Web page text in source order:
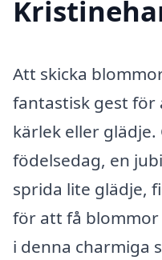
Att skicka
fantastisk gest för
kärlek eller
födelsedag, en
sprida lite glädje,
för att få blommor
i denna charmiga